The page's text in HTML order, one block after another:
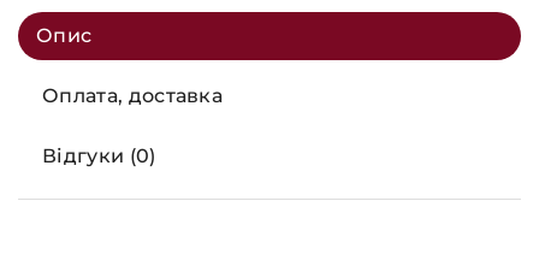
Опис
Оплата, доставка
Відгуки (0)